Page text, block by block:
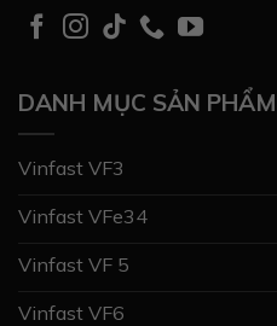
DANH MỤC SẢN PHẨM
Vinfast VF3
Vinfast VFe34
Vinfast VF 5
Vinfast VF6